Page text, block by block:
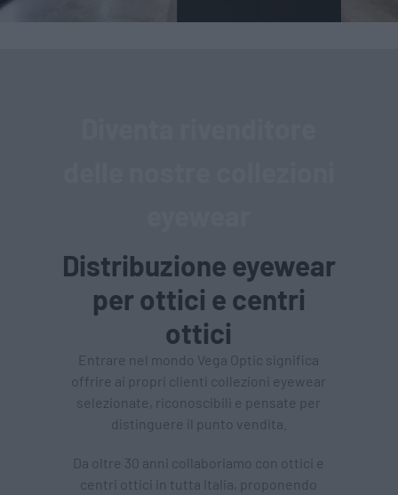
Distribuzione eyewear
per ottici e centri
ottici
Entrare nel mondo Vega Optic significa
offrire ai propri clienti collezioni eyewear
selezionate, riconoscibili e pensate per
distinguere il punto vendita.
Da oltre 30 anni collaboriamo con ottici e
centri ottici in tutta Italia, proponendo